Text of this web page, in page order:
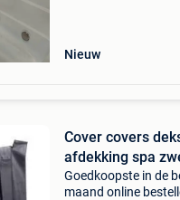
Nieuw
Cover covers
afdekking spa
Goedkoopste in de
maand online